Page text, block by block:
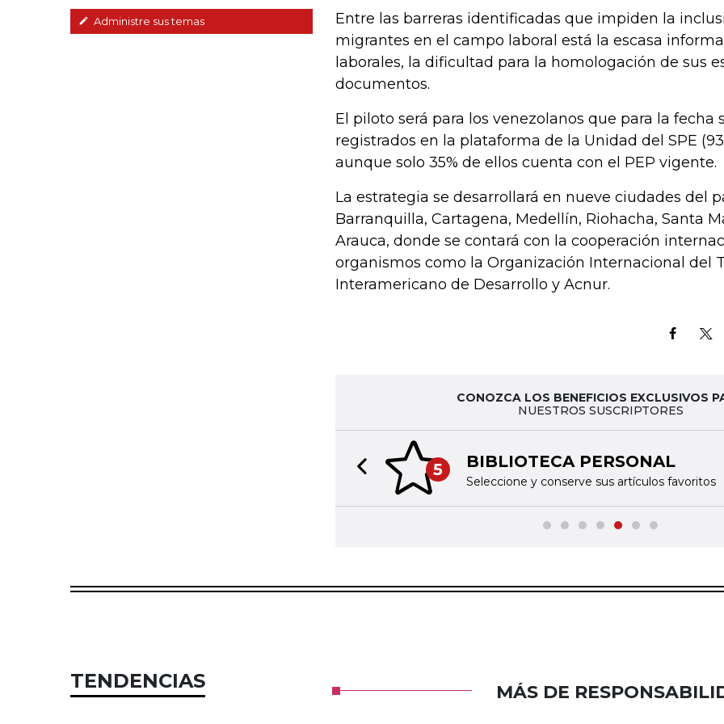
Administre sus temas
Entre las barreras identificadas que impiden la
migrantes en el campo laboral está la escasa
laborales, la dificultad para la homologación de sus
documentos.
El piloto será para los venezolanos que para la fecha
registrados en la plataforma de la Unidad del SPE
aunque solo 35% de ellos cuenta con el PEP vigente.
La estrategia se desarrollará en nueve ciudades del
Barranquilla, Cartagena, Medellín, Riohacha, Santa
Arauca, donde se contará con la cooperación
organismos como la Organización Internacional del
Interamericano de Desarrollo y Acnur.
CONOZCA LOS BENEFICIOS EXCLUSIVOS
NUESTROS SUSCRIPTORES
5 BIBLIOTECA PERSONAL
Seleccione y conserve sus artículos favoritos
Previous slide
TENDENCIAS MÁS DE